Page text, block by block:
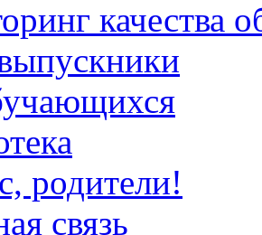
качества
родители!
связь